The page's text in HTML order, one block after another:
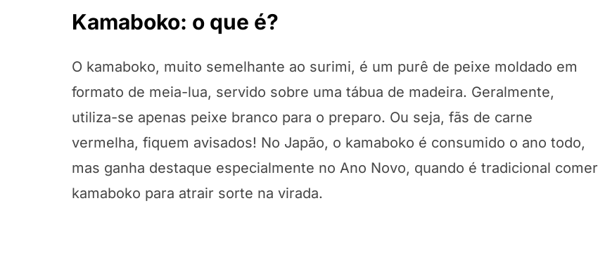
Kamaboko: o que é?
O kamaboko, muito semelhante ao surimi, é um purê de peixe moldado em
formato de meia-lua, servido sobre uma tábua de madeira. Geralmente,
utiliza-se apenas peixe branco para o preparo. Ou seja, fãs de carne
vermelha, fiquem avisados! No Japão, o kamaboko é consumido o ano todo,
mas ganha destaque especialmente no Ano Novo, quando é tradicional comer
kamaboko para atrair sorte na virada.